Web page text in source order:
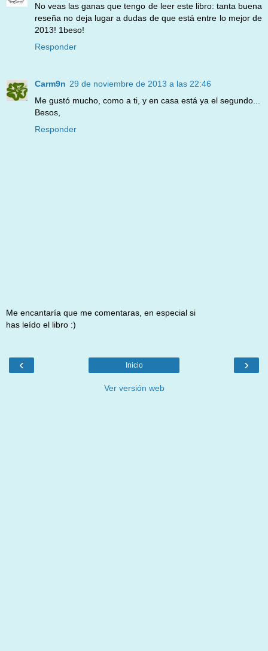
No veas las ganas que tengo de leer este libro: tanta buena
reseña no deja lugar a dudas de que está entre lo mejor de
2013! 1beso!
Responder
Carm9n 29 de noviembre de 2013 a las 22:46
Me gustó mucho, como a ti, y en casa está ya el segundo...
Besos,
Responder
Me encantaría que me comentaras, en especial si
has leído el libro :)
‹ ›
Inicio
Ver versión web